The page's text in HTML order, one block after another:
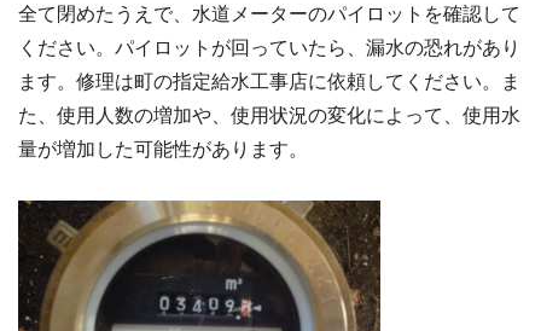
全て閉めたうえで、水道メーターのパイロットを確認して
ください。パイロットが回っていたら、漏水の恐れがあり
ます。修理は町の指定給水工事店に依頼してください。ま
た、使用人数の増加や、使用状況の変化によって、使用水
量が増加した可能性があります。